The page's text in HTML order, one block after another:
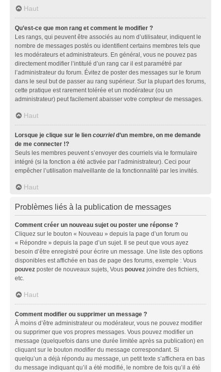
Haut
Qu’est-ce que mon rang et comment le modifier ?
Les rangs, qui peuvent être associés au nom d’utilisateur, indiquent le
nombre de messages postés ou identifient certains membres tels que
les modérateurs et administrateurs. En général, vous ne pouvez pas
directement modifier l’intitulé d’un rang car il est paramétré par
l’administrateur du forum. Évitez de poster des messages sur le forum
dans le seul but de passer au rang supérieur. Sur la plupart des forums,
cette pratique est rarement tolérée et un modérateur (ou un
administrateur) peut facilement abaisser votre compteur de messages.
Haut
Lorsque je clique sur le lien courrield’un membre, on me demande
de me connecter !?
Seuls les membres peuvent s’envoyer des courriels via le formulaire
intégré (si la fonction a été activée par l’administrateur). Ceci pour
empêcher l’utilisation malveillante de la fonctionnalité par les invités.
Haut
Problèmes liés à la publication de messages
Comment créer un nouveau sujet ou poster une réponse ?
Cliquez sur le bouton « Nouveau » depuis la page d’un forum ou
« Répondre » depuis la page d’un sujet. Il se peut que vous ayez
besoin d’être enregistré pour écrire un message. Une liste des options
disponibles est affichée en bas de page des forums, exemple : Vous
pouvez poster de nouveaux sujets, Vous pouvez joindre des fichiers,
etc.
Haut
Comment modifier ou supprimer un message ?
À moins d’être administrateur ou modérateur, vous ne pouvez modifier
ou supprimer que vos propres messages. Vous pouvez modifier un
message (quelquefois dans une durée limitée après sa publication) en
cliquant sur le bouton modifierdu message correspondant. Si
quelqu’un a déjà répondu au message, un petit texte s’affichera en bas
du message indiquant qu’il a été modifié, le nombre de fois qu’il a été